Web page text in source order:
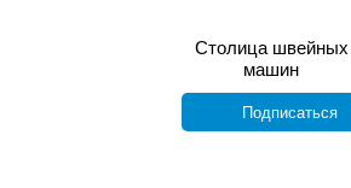
Столица швейных
машин
Подписаться